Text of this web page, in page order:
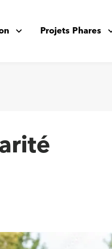
Projets Phares